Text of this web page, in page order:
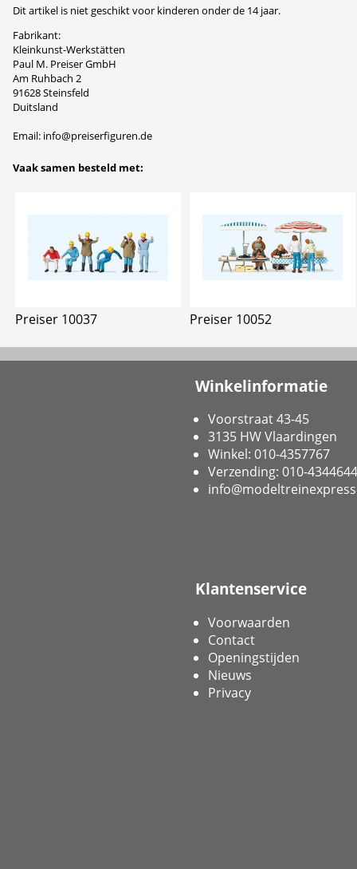
Dit artikel is niet geschikt voor kinderen onder de 14 jaar.
Fabrikant:
Kleinkunst-Werkstätten
Paul M. Preiser GmbH
Am Ruhbach 2
91628 Steinsfeld
Duitsland
Email: info@preiserfiguren.de
Vaak samen besteld met:
Preiser 10037 Preiser 10052
Winkelinformatie
Voorstraat 43-45
3135 HW Vlaardingen
Winkel: 010-4357767
Verzending: 010-4344644
Klantenservice
Voorwaarden
Contact
Openingstijden
Nieuws
Privacy